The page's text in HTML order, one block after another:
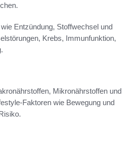
Entzündung, Stoffwechsel und
Krebs, Immunfunktion,
Mikronährstoffen und
Faktoren wie Bewegung und